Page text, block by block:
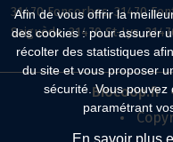
Afin de vous offrir la
des cookies : pour assurer
récolter des statistiques
du site et vous proposer
sécurité. Vous
paramétrant
En savoir plus
31470 Fonsorbes, 31470
Saiguède, 31470 St-Lys,
Biocoop.fr